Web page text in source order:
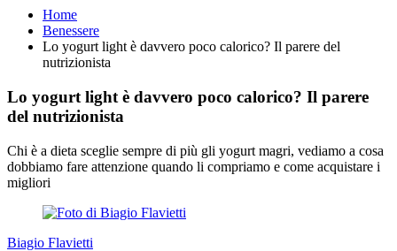
Home
Benessere
Lo yogurt light è davvero poco calorico? Il parere del
nutrizionista
Lo yogurt light è davvero poco calorico? Il parere
del nutrizionista
Chi è a dieta sceglie sempre di più gli yogurt magri, vediamo a cosa
dobbiamo fare attenzione quando li compriamo e come acquistare i
migliori
Biagio Flavietti